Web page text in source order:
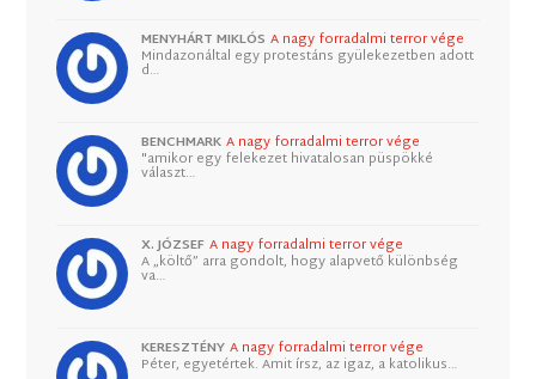
MENYHÁRT MIKLÓS A nagy forradalmi terror vége
Mindazonáltal egy protestáns gyülekezetben adott
d…
BENCHMARK A nagy forradalmi terror vége
"amikor egy felekezet hivatalosan püspökké
választ…
X. JÓZSEF A nagy forradalmi terror vége
A „költő” arra gondolt, hogy alapvető különbség
va…
KERESZTÉNY A nagy forradalmi terror vége
Péter, egyetértek. Amit írsz, az igaz, a katolikus…